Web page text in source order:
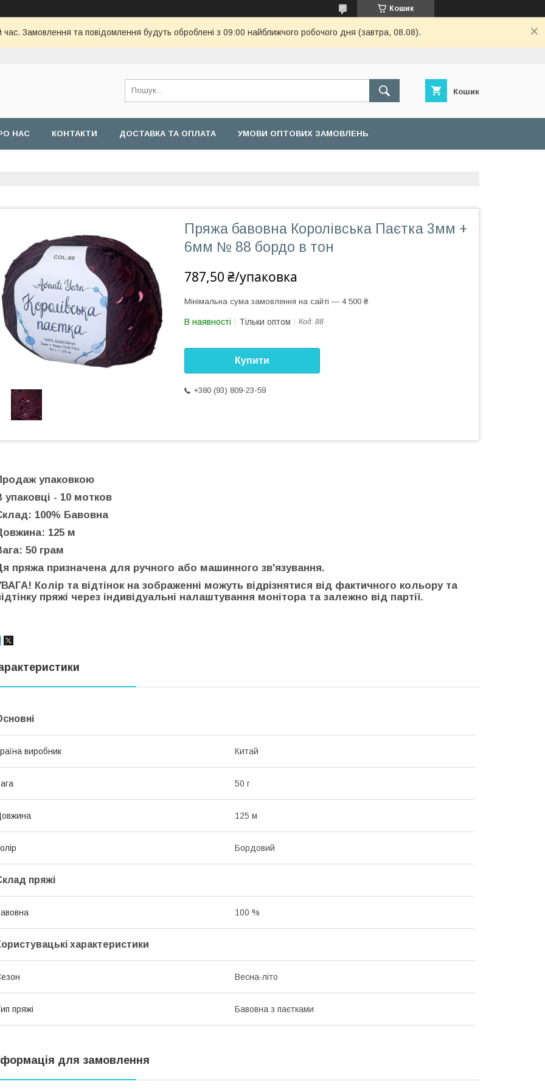
Кошик
час. Замовлення та повідомлення будуть оброблені з 09:00 найближчого робочого дня (завтра, 08.08).
Кошик
НАС КОНТАКТИ ДОСТАВКА ТА ОПЛАТА УМОВИ ОПТОВИХ ЗАМОВЛЕНЬ
Пряжа бавовна Королівська Паєтка 3мм +
6мм № 88 бордо в тон
787,50 ₴/упаковка
Мінімальна сума замовлення на сайті — 4 500 ₴
В наявності Тільки оптом Код: 88
Купити
+380 (93) 809-23-59
упаковкою
упаковці - 10 мотков
100% Бавовна
125 м
50 грам
пряжа призначена для ручного або машинного зв'язування.
Колір та відтінок на зображенні можуть відрізнятися від фактичного кольору та
пряжі через індивідуальні налаштування монітора та залежно від партії.
виробник Китай
50 г
125 м
Бордовий
пряжі
100 %
характеристики
Весна-літо
пряжі Бавовна з паєтками
для замовлення